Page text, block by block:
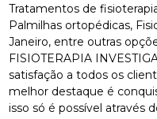
Tratamentos de
Palmilhas ortopédicas,
Janeiro, entre outras
FISIOTERAPIA
satisfação a todos os
melhor destaque é
isso só é possível